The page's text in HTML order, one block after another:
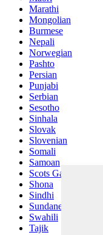
Marathi
Mongolian
Burmese
Nepali
Norwegian
Pashto
Persian
Punjabi
Serbian
Sesotho
Sinhala
Slovak
Slovenian
Somali
Samoan
Scots Gaelic
Shona
Sindhi
Sundanese
Swahili
Tajik